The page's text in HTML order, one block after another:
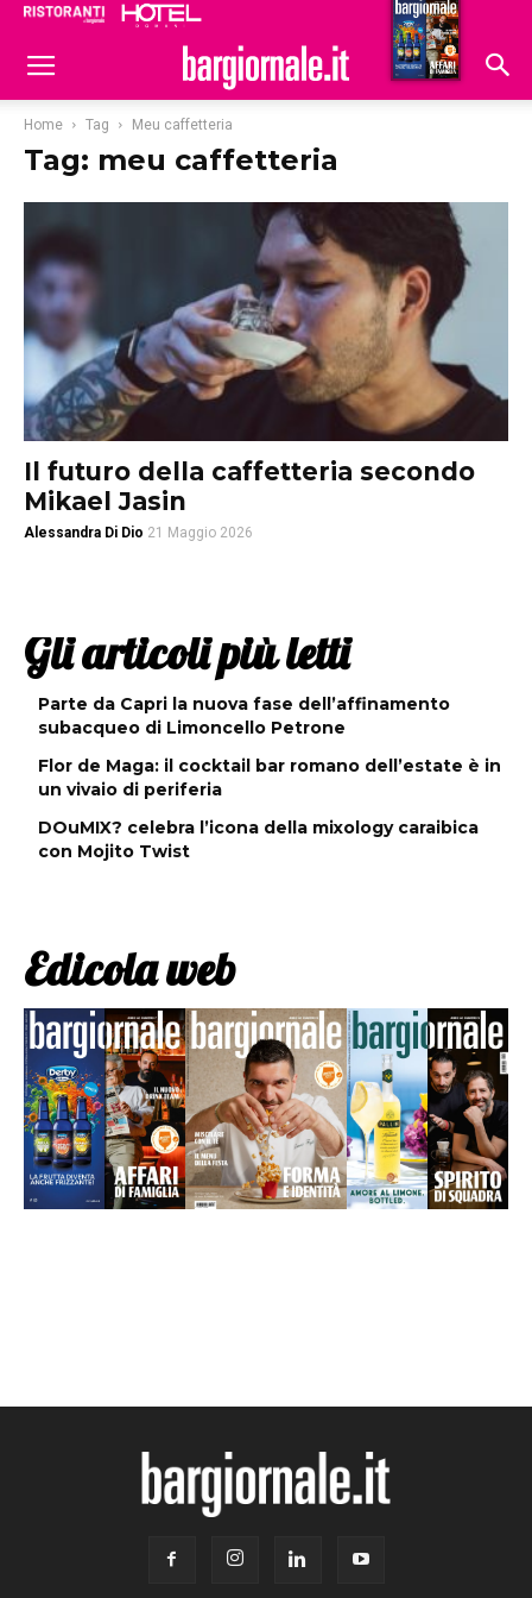
Hoteldomani
Home Tag Meu caffetteria
Tag: meu caffetteria
Il futuro della caffetteria secondo
Mikael Jasin
Alessandra Di Dio 21 Maggio 2026
Gli articoli più letti
Parte da Capri la nuova fase dell’affinamento
subacqueo di Limoncello Petrone
Flor de Maga: il cocktail bar romano dell’estate è in
un vivaio di periferia
DOuMIX? celebra l’icona della mixology caraibica
con Mojito Twist
Edicola web